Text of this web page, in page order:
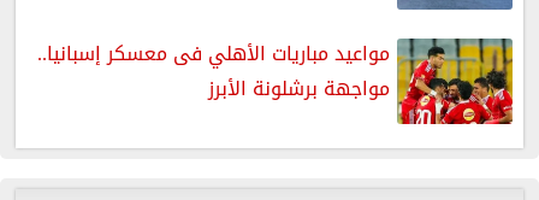
مواعيد مباريات الأهلي فى معسكر إسبانيا..
مواجهة برشلونة الأبرز